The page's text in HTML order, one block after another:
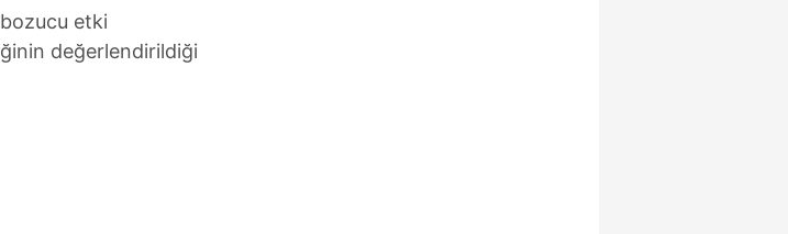
etki
değerlendirildiği